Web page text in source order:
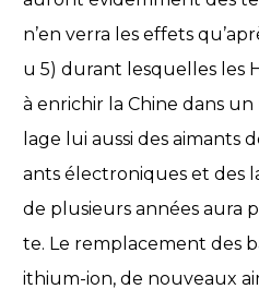
n’en verra les effets
u 5) durant lesquelles les
à enrichir la Chine dans
lage lui aussi des aimants
ants électroniques et des
de plusieurs années aura
te. Le remplacement des
ithium-ion, de nouveaux